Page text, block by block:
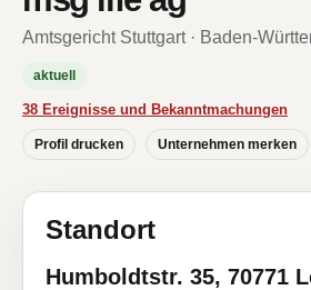
Amtsgericht Stuttgart · Baden-
aktuell
38 Ereignisse und Bekanntmachungen
Profil drucken Unternehmen merken
Standort
Humboldtstr. 35, 70771